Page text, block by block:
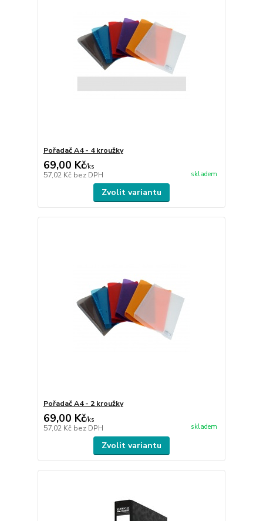
Pořadač A4 - 4 kroužky
69,00 Kč/ks
57,02 Kč bez DPH skladem
Zvolit variantu
Pořadač A4 - 2 kroužky
69,00 Kč/ks
57,02 Kč bez DPH skladem
Zvolit variantu